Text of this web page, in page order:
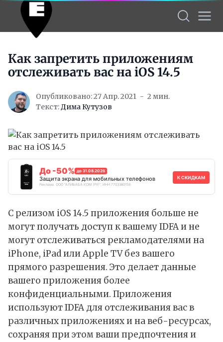
Как запретить приложениям
отслеживать вас на iOS 14.5
Опубликовано: 27 Апр. 2021
2 мин.
Текст:Дима Кутузов
До -50% до 31.08.2026
Защита экрана для мобильных телефонов
Реклама. ООО "АЛИБАБА.КОМ (РУ)", ИНН 7703380158
К СКИДКАМ
С релизом iOS 14.5 приложения больше не
могут получать доступ к вашему IDFA и не
могут отслеживаться рекламодателями на
iPhone, iPad или Apple TV без вашего
прямого разрешения. Это делает данные
вашего приложения более
конфиденциальными. Приложения
используют IDFA для отслеживания вас в
различных приложениях и на веб-ресурсах,
сохраняя при этом ваши предпочтения и